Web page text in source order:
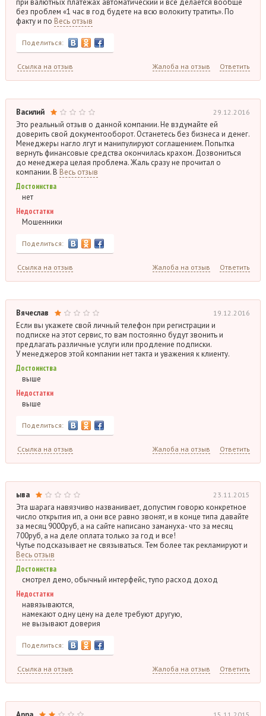
при валютных платежах автоматический и все делается вообще
без проблем «1 час в год будете на всю волокиту тратить». По
факту и по Весь отзыв
Поделиться:
Ссылка на отзыв Жалоба на отзыв Ответить
Василий 29.12.2016
Это реальный отзыв о данной компании. Не вздумайте ей
доверить свой документооборот. Останетесь без бизнеса и денег.
Менеджеры нагло лгут и манипулируют соглашением. Попытка
вернуть финансовые средства окончилась крахом. Дозвониться
до менеджера целая проблема. Жаль сразу не прочитал о
компании. В Весь отзыв
Достоинства
нет
Недостатки
Мошенники
Поделиться:
Ссылка на отзыв Жалоба на отзыв Ответить
Вячеслав 19.12.2016
Если вы укажете свой личный телефон при регистрации и
подписке на этот сервис, то вам постоянно будут звонить и
предлагать различные услуги или продление подписки.
У менеджеров этой компании нет такта и уважения к клиенту.
Достоинства
выше
Недостатки
выше
Поделиться:
Ссылка на отзыв Жалоба на отзыв Ответить
ыва 23.11.2015
Эта шарага навязчиво названивает, допустим говорю конкретное
число открытия ип, а они все равно звонят, и в конце типа давайте
за месяц 9000руб, а на сайте написано замануха- что за месяц
700руб, а на деле оплата только за год и все!
Чутье подсказывает не связываться. Тем более так рекламируют и
Весь отзыв
Достоинства
смотрел демо, обычный интерфейс, тупо расход доход
Недостатки
навязываются,
намекают одну цену на деле требуют другую,
не вызывают доверия
Поделиться:
Ссылка на отзыв Жалоба на отзыв Ответить